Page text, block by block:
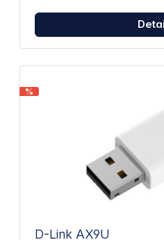
%
D-Link AX9U